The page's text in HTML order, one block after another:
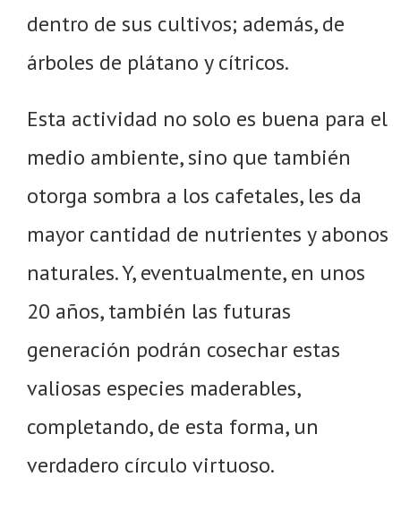
dentro de sus cultivos; además, de
árboles de plátano y cítricos.
Esta actividad no solo es buena para el
medio ambiente, sino que también
otorga sombra a los cafetales, les da
mayor cantidad de nutrientes y abonos
naturales. Y, eventualmente, en unos
20 años, también las futuras
generación podrán cosechar estas
valiosas especies maderables,
completando, de esta forma, un
verdadero círculo virtuoso.